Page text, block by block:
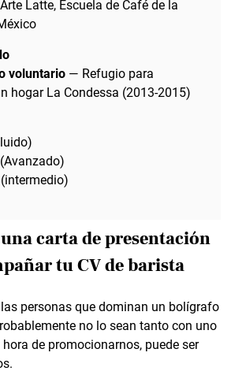
Latte, Escuela de Café de la
voluntario — Refugio para
hogar La Condessa (2013-2015)
carta de presentación
tu CV de barista
personas que dominan un bolígrafo
no lo sean tanto con uno
de promocionarnos, puede ser